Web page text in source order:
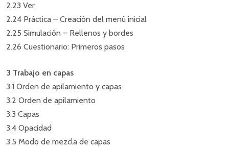
2.23 Ver
2.24 Práctica – Creación del menú inicial
2.25 Simulación – Rellenos y bordes
2.26 Cuestionario: Primeros pasos
3 Trabajo en capas
3.1 Orden de apilamiento y capas
3.2 Orden de apilamiento
3.3 Capas
3.4 Opacidad
3.5 Modo de mezcla de capas